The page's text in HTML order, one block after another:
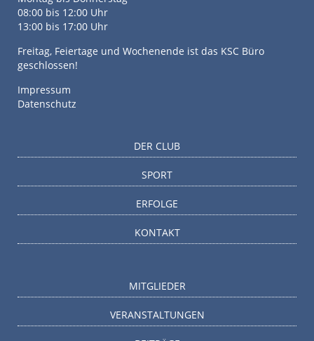
08:00 bis 12:00 Uhr
13:00 bis 17:00 Uhr
Freitag, Feiertage und Wochenende ist das KSC Büro
geschlossen!
Impressum
Datenschutz
DER CLUB
SPORT
ERFOLGE
KONTAKT
MITGLIEDER
VERANSTALTUNGEN